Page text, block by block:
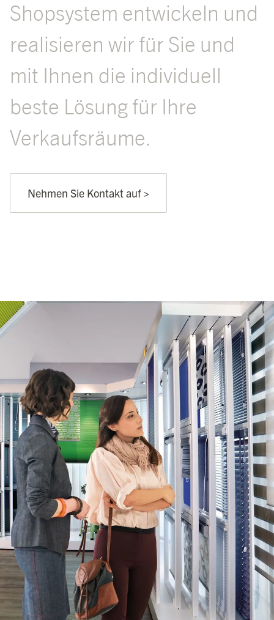
Shopsystem entwickeln und
realisieren wir für Sie und
mit Ihnen die individuell
beste Lösung für Ihre
Verkaufsräume.
Nehmen Sie Kontakt auf >